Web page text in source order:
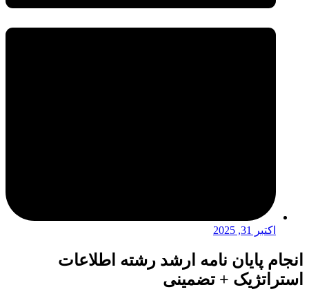
اکتبر 31, 2025
انجام پایان نامه ارشد رشته اطلاعات
استراتژیک + تضمینی